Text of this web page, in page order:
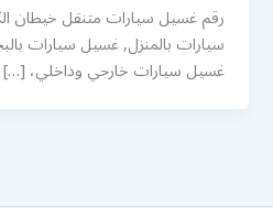
رقم غسيل سيارات متنقل خيطان
سيارات بالمنزل, غسيل سيارات
غسيل سيارات خارجي وداخلي، […]